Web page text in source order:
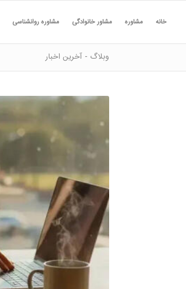
خانه مشاوره مشاور خانوادگی مشاوره روانشناسی
وبلاگ - آخرین اخبار